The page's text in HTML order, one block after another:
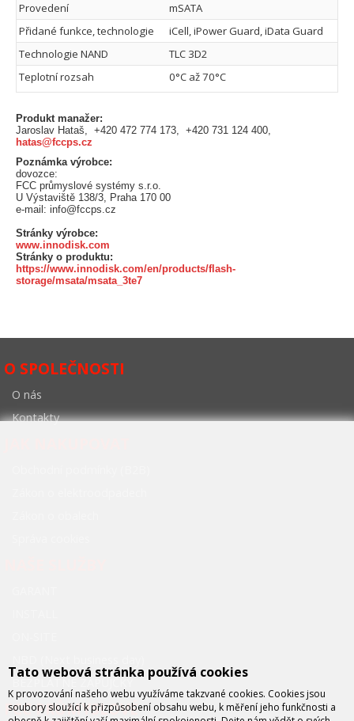
Provedení
mSATA
Přidané funkce, technologie
iCell, iPower Guard, iData Guard
Technologie NAND
TLC 3D2
Teplotní rozsah
0°C až 70°C
Produkt manažer:
Jaroslav Hataš, +420 472 774 173, +420 731 124 400,
hatas@fccps.cz
Poznámka výrobce:
dovozce:
FCC průmyslové systémy s.r.o.
U Výstaviště 138/3, Praha 170 00
e-mail: info@fccps.cz
Stránky výrobce:
www.innodisk.com
Stránky o produktu:
https://www.innodisk.com/en/products/flash-
storage/msata/msata_3te7
O SPOLEČNOSTI
O nás
Kontakty
FCC PRŮMYSLOVÉ
Tato webová stránka používá cookies
K provozování našeho webu využíváme takzvané cookies. Cookies jsou
soubory sloužící k přizpůsobení obsahu webu, k měření jeho funkčnosti a